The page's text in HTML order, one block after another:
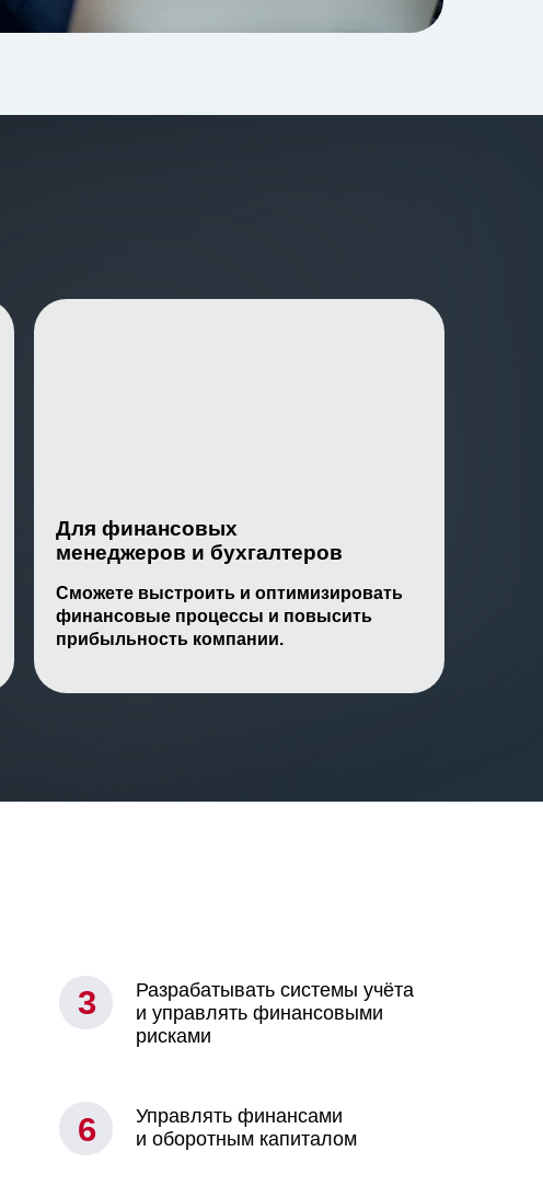
Для финансовых
менеджеров и бухгалтеров
Сможете выстроить и оптимизировать
финансовые процессы и повысить
прибыльность компании.
Разрабатывать системы учёта
и управлять финансовыми
рисками
3
Управлять финансами
и оборотным капиталом
6